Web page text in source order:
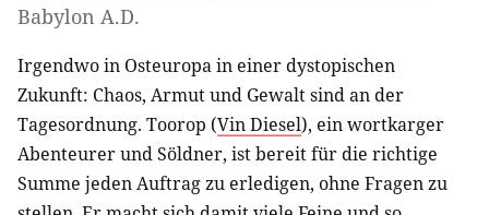
Babylon A.D.
Irgendwo in Osteuropa in einer dystopischen
Zukunft: Chaos, Armut und Gewalt sind an der
Tagesordnung. Toorop (Vin Diesel), ein wortkarger
Abenteurer und Söldner, ist bereit für die richtige
Summe jeden Auftrag zu erledigen, ohne Fragen zu